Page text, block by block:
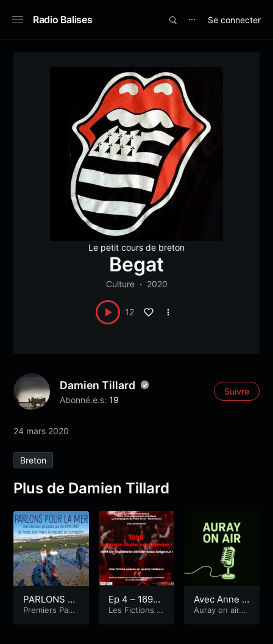
Radio Balises ⋯ Se connecter
Le petit cours de breton
Begat
Culture 2020
12
Damien Tillard
Abonné.e.s: 19
Suivre
24 mars 2020
Breton
Plus de Damien Tillard
PARLONS P
OUR LA MER
Premiers Pas
Ep 4 – 1699.
De peste lib
Les Fictions R
Avec Anne P
errien et Léo
Auray on air...